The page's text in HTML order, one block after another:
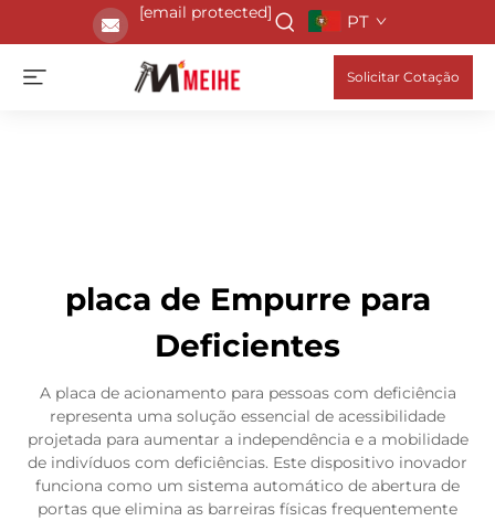
[email protected] PT
Solicitar Cotação
placa de Empurre para
Deficientes
A placa de acionamento para pessoas com deficiência
representa uma solução essencial de acessibilidade
projetada para aumentar a independência e a mobilidade
de indivíduos com deficiências. Este dispositivo inovador
funciona como um sistema automático de abertura de
portas que elimina as barreiras físicas frequentemente